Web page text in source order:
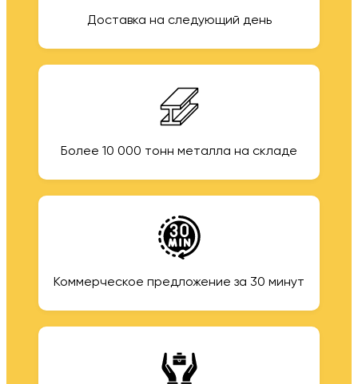
Доставка на следующий день
Более 10 000 тонн металла на складе
Коммерческое предложение за 30 минут